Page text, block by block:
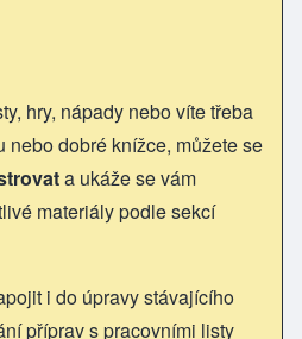
hry, nápady nebo víte třeba
nebo dobré knížce, můžete se
a ukáže se vám
materiály podle sekcí
i do úpravy stávajícího
příprav s pracovními listy